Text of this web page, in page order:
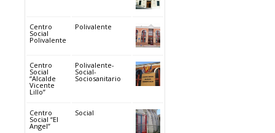
Centro
Social
Polivalente
Polivalente
Centro
Social
“Alcalde
Vicente
Lillo”
Polivalente-
Social-
Sociosanitario
Centro
Social “El
Angel”
Social